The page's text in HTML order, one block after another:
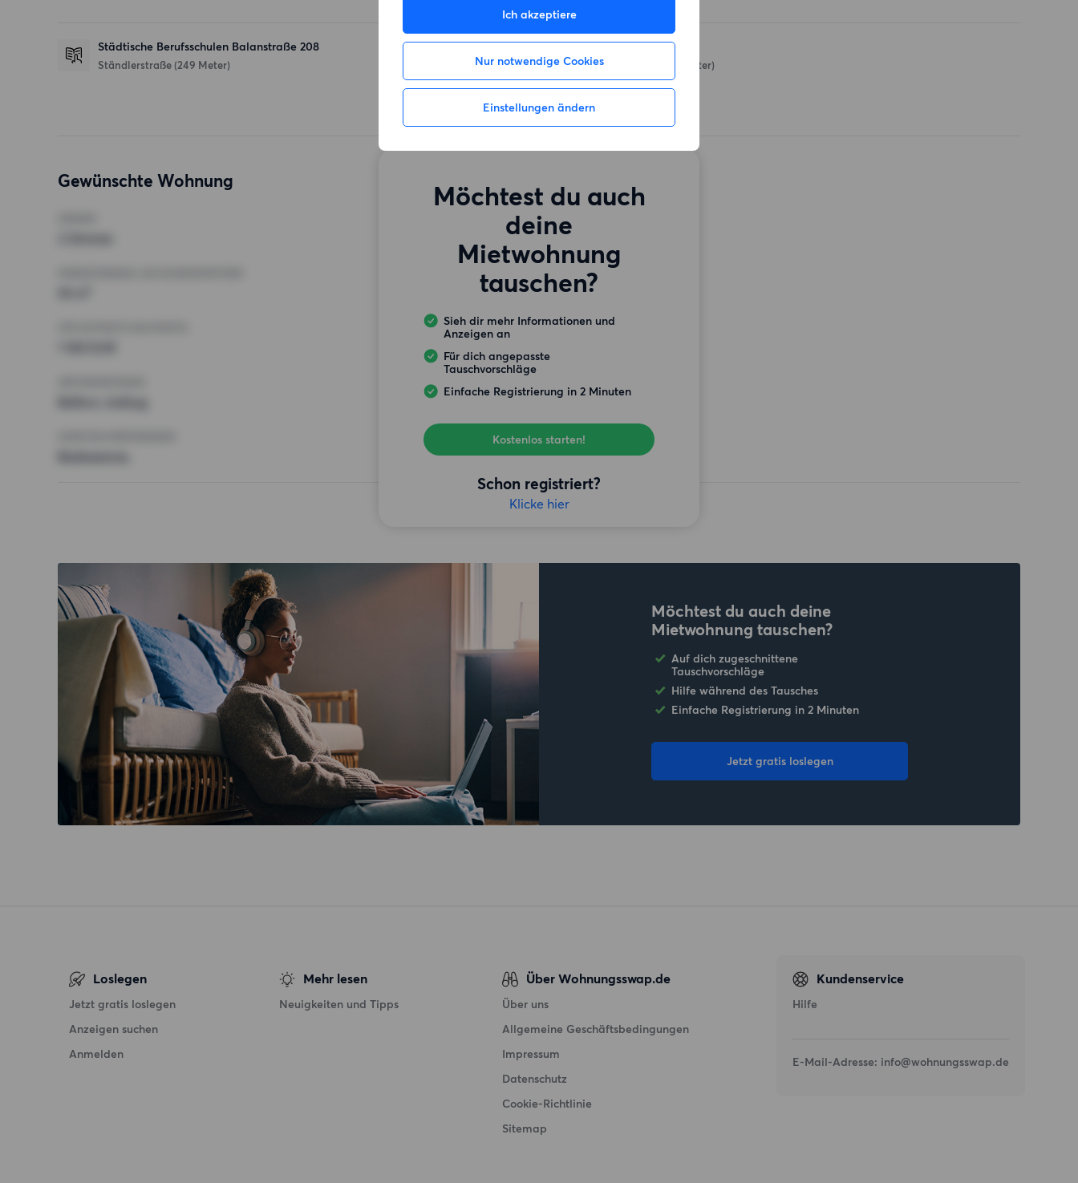
Ich akzeptiere
Nur notwendige Cookies
Einstellungen ändern
Städtische Berufsschulen Balanstraße 208
Ständlerstraße (249 Meter)
Edeka Jusic
Balanstraße 105 (333 Meter)
Gewünschte Wohnung
Möchtest du auch
deine
Mietwohnung
tauschen?
Sieh dir mehr Informationen und
Anzeigen an
Für dich angepasste
Tauschvorschläge
Einfache Registrierung in 2 Minuten
Kostenlos starten!
Schon registriert?
Klicke hier
Möchtest du auch deine
Mietwohnung tauschen?
Auf dich zugeschnittene
Tauschvorschläge
Hilfe während des Tausches
Einfache Registrierung in 2 Minuten
Jetzt gratis loslegen
Loslegen
Jetzt gratis loslegen
Anzeigen suchen
Anmelden
Mehr lesen
Neuigkeiten und Tipps
Über Wohnungsswap.de
Über uns
Allgemeine Geschäftsbedingungen
Impressum
Datenschutz
Cookie-Richtlinie
Sitemap
Kundenservice
Hilfe
E-Mail-Adresse: info@wohnungsswap.de